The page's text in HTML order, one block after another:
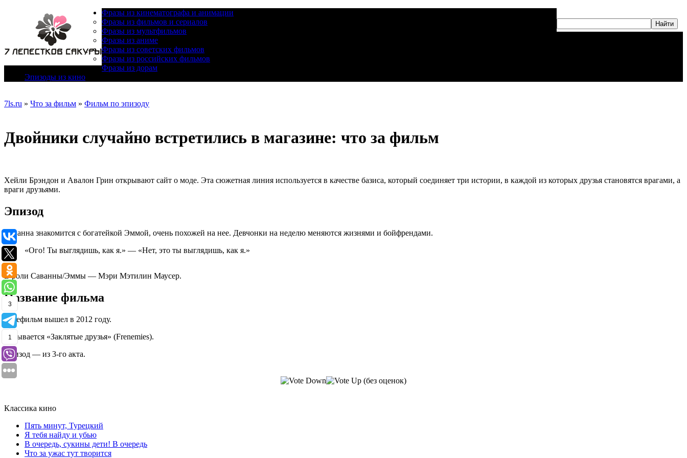
Фразы из кинематографа и анимации
Фразы из фильмов и сериалов
Фразы из мультфильмов
Фразы из аниме
Фразы из советских фильмов
Фразы из российских фильмов
Фразы из дорам
Эпизоды из кино
7ls.ru » Что за фильм » Фильм по эпизоду
Двойники случайно встретились в магазине: что за фильм
Хейли Брэндон и Авалон Грин открывают сайт о моде. Эта сюжетная линия используется в качестве базиса, который соединяет три истории, в каждой из которых друзья становятся врагами, а
враги друзьями.
Эпизод
Саванна знакомится с богатейкой Эммой, очень похожей на нее. Девчонки на неделю меняются жизнями и бойфрендами.
«Ого! Ты выглядишь, как я.» — «Нет, это ты выглядишь, как я.»
В роли Саванны/Эммы — Мэри Мэтилин Маусер.
Название фильма
Телефильм вышел в 2012 году.
Называется «Заклятые друзья» (Frenemies).
Эпизод — из 3-го акта.
(без оценок)
Классика кино
Пять минут, Турецкий
Я тебя найду и убью
В очередь, сукины дети! В очередь
Что за ужас тут творится
3
1